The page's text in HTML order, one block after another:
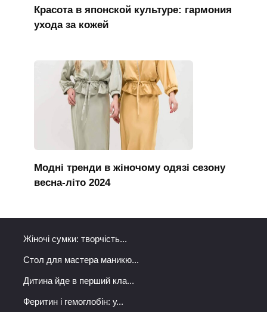
Красота в японской культуре: гармония
ухода за кожей
Модні тренди в жіночому одязі сезону
весна-літо 2024
Жіночі сумки: творчість...
Стол для мастера маникю...
Дитина йде в перший кла...
Феритин і гемоглобін: у...